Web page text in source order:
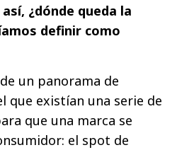
¿dónde queda la
definir como
un panorama de
que existían una serie de
que una marca se
el spot de